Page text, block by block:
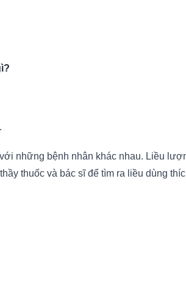
những bệnh nhân khác nhau. Liều
thuốc và bác sĩ để tìm ra liều dùng